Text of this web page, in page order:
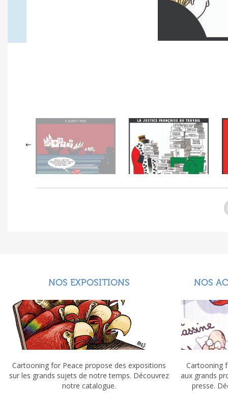
NOS EXPOSITIONS
Cartooning for Peace propose des expositions
sur les grands sujets de notre temps. Découvrez
notre catalogue.
NOS
Cartooning
aux grands
presse.